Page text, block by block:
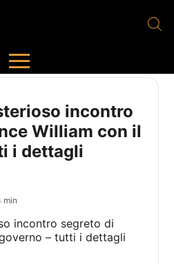
incontro
William con il
i dettagli
min